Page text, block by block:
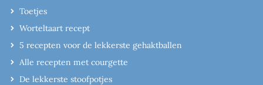
Toetjes
Worteltaart recept
5 recepten voor de lekkerste gehaktballen
Alle recepten met courgette
De lekkerste stoofpotjes